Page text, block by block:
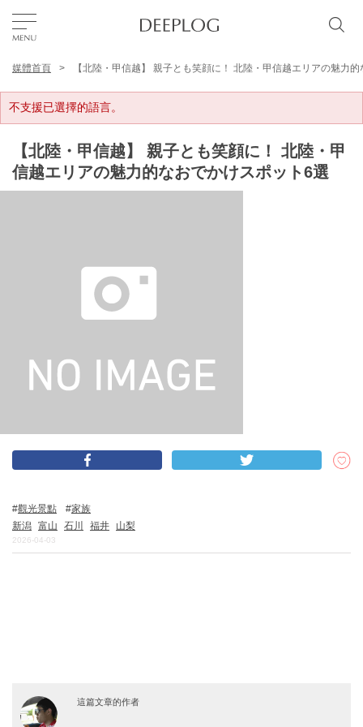
TOP
區域
聯系我們
招募旅遊作家
媒體首頁 【北陸・甲信越】 親子とも笑顔に！ 北陸・甲信越エリアの魅力
不支援已選擇的語言。
【北陸・甲信越】 親子とも笑顔に！ 北陸・甲
信越エリアの魅力的なおでかけスポット6選
觀光景點
家族
新潟 富山 石川 福井 山梨
2026-04-03
這篇文章的作者